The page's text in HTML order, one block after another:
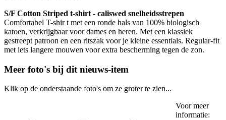
S/F Cotton Striped t-shirt - caliswed snelheidsstrepen
Comfortabel T-shir t met een ronde hals van 100% biologisch
katoen, verkrijgbaar voor dames en heren. Met een klassiek
gestreept patroon en een ritszak voor je kleine essentials. Regular-fit
met iets langere mouwen voor extra bescherming tegen de zon.
Meer foto's bij dit nieuws-item
Klik op de onderstaande foto's om ze groter te zien...
Voor meer
informatie: